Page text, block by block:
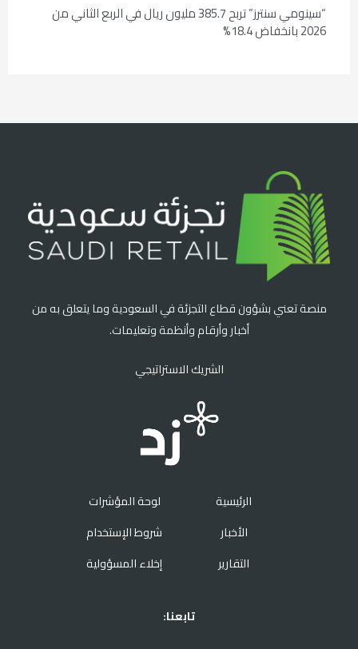
“سينومي سنترز” تربح 385.7 مليون ريال في الربع الثاني من
2026 بانخفاض 18.4%
منصة تعني بشؤون قطاع التجزئة في السعودية وما يتعلق به من
أخبار وأرقام وأنظمة وتعليمات.
الشريك الاستراتيجي
الرئيسية
الأخبار
التقارير
لوحة المؤشرات
شروط الإستخدام
إخلاء المسؤولية
تابعنا: